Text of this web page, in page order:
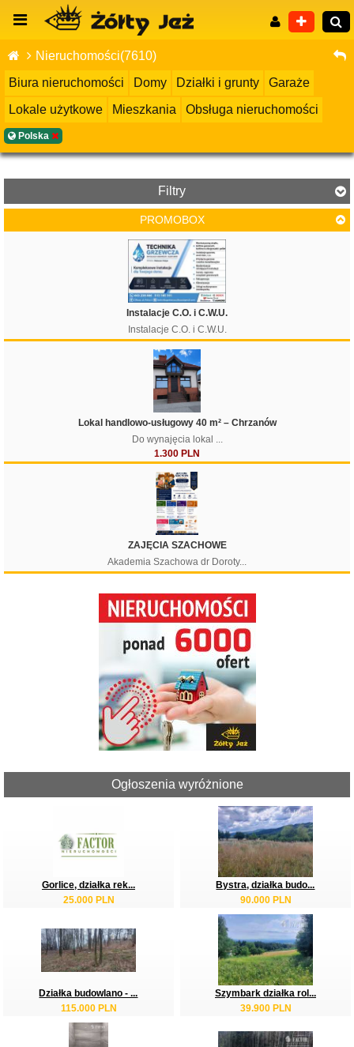
Nieruchomości(7610)
Biura nieruchomości
Domy Działki i grunty
Garaże
Lokale użytkowe
Mieszkania Obsługa nieruchomości
Polska
Filtry
Filtruj
PROMOBOX
Instalacje C.O. i C.W.U.
Instalacje C.O. i C.W.U.
Lokal handlowo-usługowy 40 m² – Chrzanów
Do wynajęcia lokal ...
1.300 PLN
ZAJĘCIA SZACHOWE
Akademia Szachowa dr Doroty...
Ogłoszenia wyróżnione
Gorlice, działka rek...
25.000 PLN
Bystra, działka budo...
90.000 PLN
Działka budowlano - ...
115.000 PLN
Szymbark działka rol...
39.900 PLN